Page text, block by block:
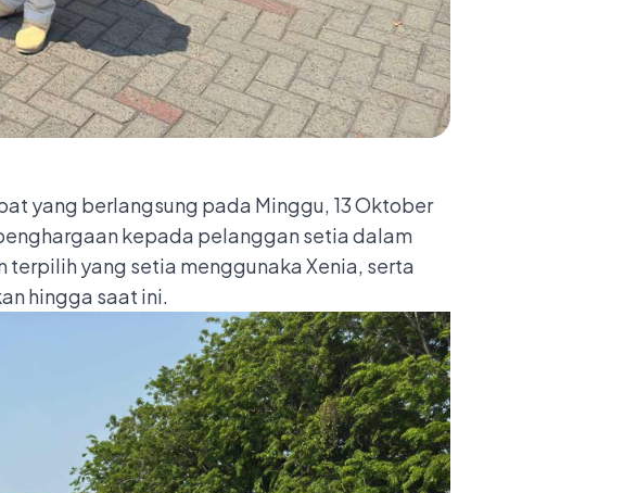
yang berlangsung pada Minggu, 13 Oktober
kepada pelanggan setia dalam
yang setia menggunaka Xenia, serta
hingga saat ini.